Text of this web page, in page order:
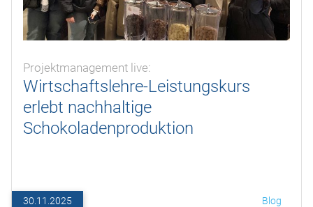
Projektmanagement live:
Wirtschaftslehre-Leistungskurs
erlebt nachhaltige
Schokoladenproduktion
30.11.2025 Blog